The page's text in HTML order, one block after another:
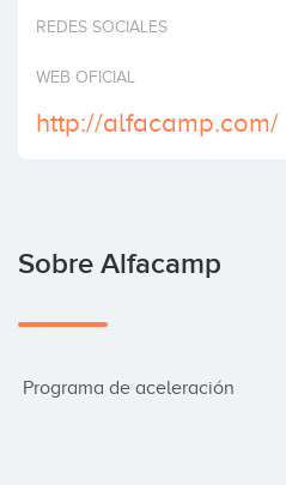
Invertir
REDES SOCIALES
WEB OFICIAL
http://alfacamp.com/
Sobre Alfacamp
Programa de aceleración